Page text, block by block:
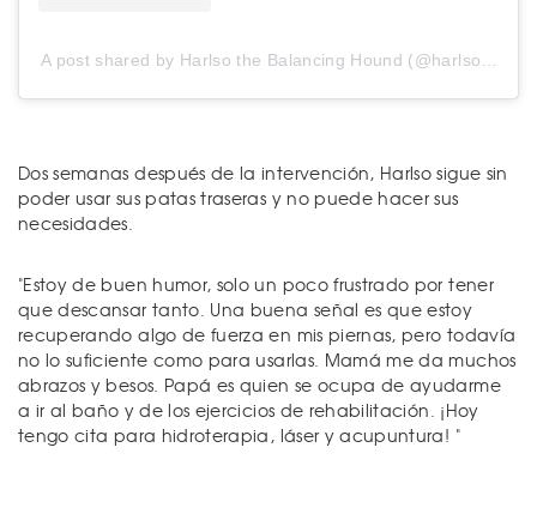
A post shared by Harlso the Balancing Hound (@harlso_the_balancing_hound)
Dos semanas después de la intervención, Harlso sigue sin
poder usar sus patas traseras y no puede hacer sus
necesidades.
"Estoy de buen humor, solo un poco frustrado por tener
que descansar tanto. Una buena señal es que estoy
recuperando algo de fuerza en mis piernas, pero todavía
no lo suficiente como para usarlas. Mamá me da muchos
abrazos y besos. Papá es quien se ocupa de ayudarme
a ir al baño y de los ejercicios de rehabilitación. ¡Hoy
tengo cita para hidroterapia, láser y acupuntura! "